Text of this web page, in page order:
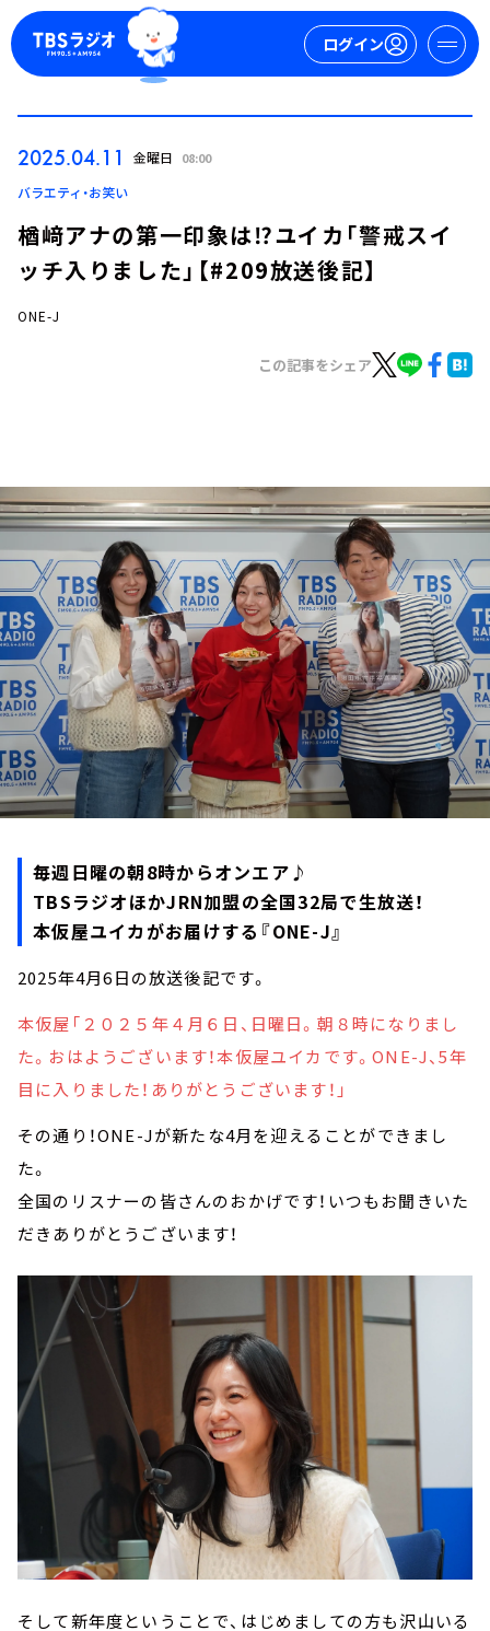
ログイン
ログイン
お知らせ
イベント・グッズ
YouTube
会社情報
2025.04.11 金曜日 08:00
バラエティ・お笑い
楢﨑アナの第一印象は⁉ユイカ「警戒スイ
ッチ入りました」【#209放送後記】
ONE-J
この記事をシェア
毎週日曜の朝8時からオンエア♪
TBSラジオほかJRN加盟の全国32局で生放送！
本仮屋ユイカがお届けする『ONE-J』
2025年4月6日の放送後記です。
本仮屋「２０２５年４月６日、日曜日。朝８時になりまし
た。おはようございます！本仮屋ユイカです。ONE-J、5年
目に入りました！ありがとうございます！」
その通り！ONE-Jが新たな4月を迎えることができまし
た。
全国のリスナーの皆さんのおかげです！いつもお聞きいた
だきありがとうございます！
そして新年度ということで、はじめましての方も沢山いる